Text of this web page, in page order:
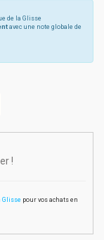
de la Glisse
avec une note globale de
!
Glisse pour vos achats en